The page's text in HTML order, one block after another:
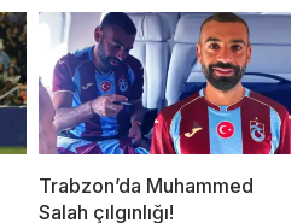
Trabzon’da Muhammed
Salah çılgınlığı!